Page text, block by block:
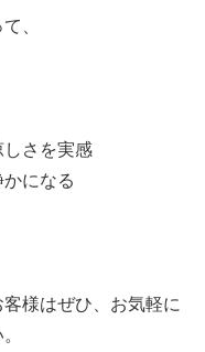
、
さを実感
になる
様はぜひ、お気軽に